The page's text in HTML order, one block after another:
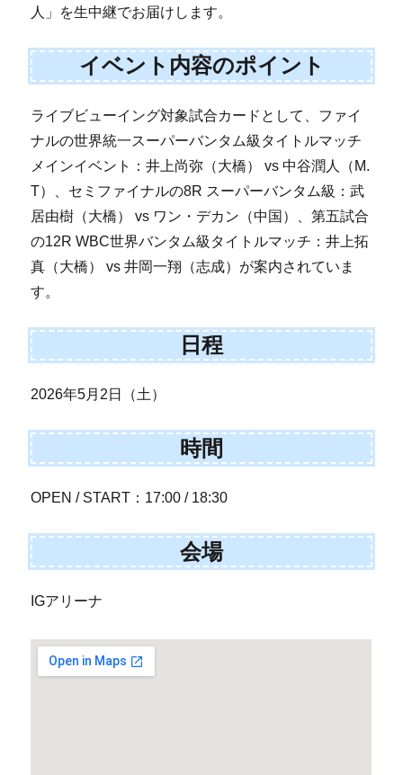
人」を生中継でお届けします。
イベント内容のポイント
ライブビューイング対象試合カードとして、ファイ
ナルの世界統一スーパーバンタム級タイトルマッチ
メインイベント：井上尚弥（大橋） vs 中谷潤人（M.
T）、セミファイナルの8R スーパーバンタム級：武
居由樹（大橋） vs ワン・デカン（中国）、第五試合
の12R WBC世界バンタム級タイトルマッチ：井上拓
真（大橋） vs 井岡一翔（志成）が案内されていま
す。
日程
2026年5月2日（土）
時間
OPEN / START：17:00 / 18:30
会場
IGアリーナ